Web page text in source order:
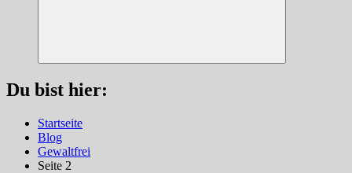
Suchen
Du bist hier:
Startseite
Blog
Gewaltfrei
Seite 2